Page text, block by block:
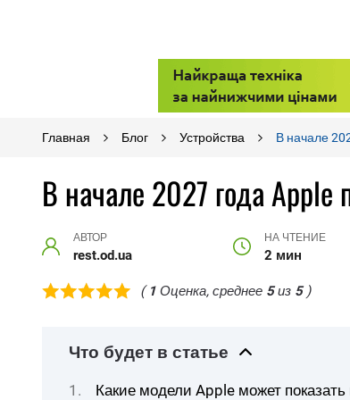
Главная Блог Устройства В начале
В начале 2027 года Apple
АВТОР
rest.od.ua
НА ЧТЕНИЕ
2 мин
( 1 Оценка, среднее 5из 5)
Что будет в статье
Какие модели Apple может